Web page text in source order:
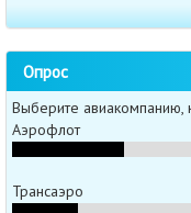
Опрос
Выберите авиакомпанию,
Аэрофлот
Трансаэро